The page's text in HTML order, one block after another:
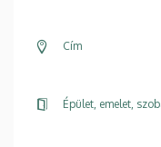
Cím
Épület, emelet,